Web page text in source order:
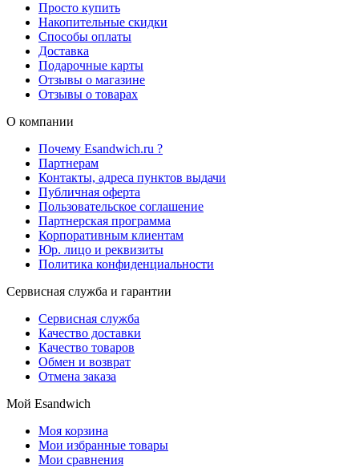
Просто купить
Накопительные скидки
Способы оплаты
Доставка
Подарочные карты
Отзывы о магазине
Отзывы о товарах
О компании
Почему Esandwich.ru ?
Партнерам
Контакты, адреса пунктов выдачи
Публичная оферта
Пользовательское соглашение
Партнерская программа
Корпоративным клиентам
Юр. лицо и реквизиты
Политика конфиденциальности
Сервисная служба и гарантии
Сервисная служба
Качество доставки
Качество товаров
Обмен и возврат
Отмена заказа
Мой Esandwich
Моя корзина
Мои избранные товары
Мои сравнения